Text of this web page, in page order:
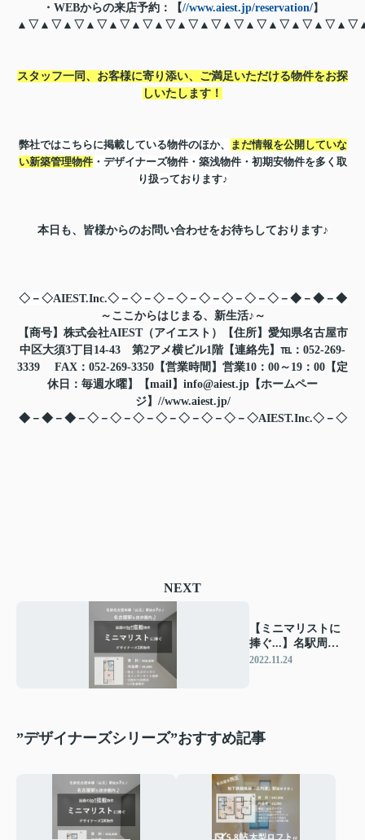
・WEBからの来店予約：【//www.aiest.jp/reservation/】
スタッフ一同、お客様に寄り添い、ご満足いただける物件をお探
しいたします！
弊社ではこちらに掲載している物件のほか、
まだ情報を公開していな
い新築管理物件・デザイナーズ物件・築浅物件・初期安物件を多く取
り扱っております♪
本日も、皆様からのお問い合わせをお待ちしております♪
◇－◇AIEST.Inc.◇－◇－◇－◇－◇－◇－◇－◇－◆－◆－◆
～ここからはじまる、新生活♪～
【商号】株式会社AIEST（アイエスト）【住所】愛知県名古屋市
中区大須3丁目14-43 第2アメ横ビル1階【連絡先】℡：052-269-
3339 FAX：052-269-3350【営業時間】営業10：00～19：00【定
休日：毎週水曜】【mail】info@aiest.jp【ホームペー
ジ】//www.aiest.jp/
◆－◆－◆－◇－◇－◇－◇－◇－◇－◇－◇AIEST.Inc.◇－◇
NEXT
【ミニマリストに
捧ぐ...】名駅周辺
♪IoT導入☆デザイ
2022.11.24
”デザイナーズシリーズ”おすすめ記事